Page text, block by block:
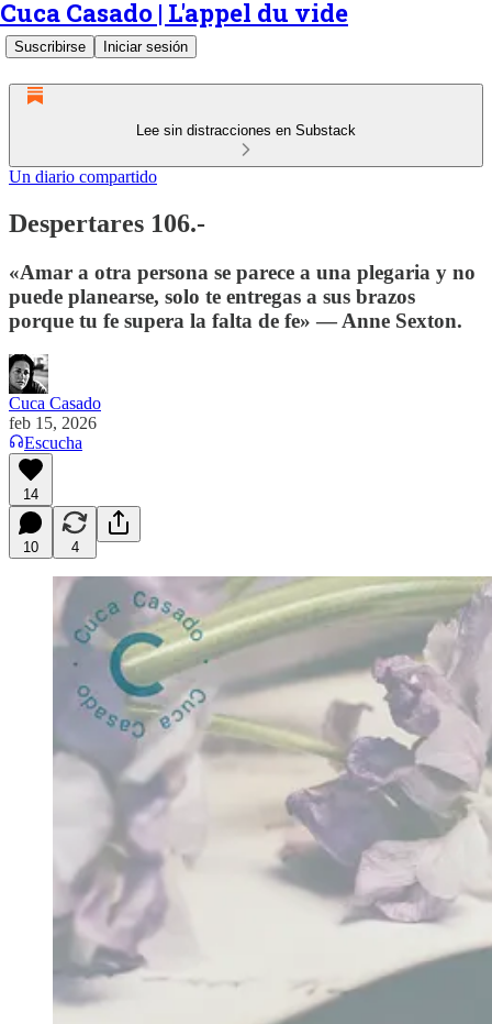
Cuca Casado | L'appel du vide
Suscribirse Iniciar sesión
Lee sin distracciones en Substack
Un diario compartido
Despertares 106.-
«Amar a otra persona se parece a una plegaria y no
puede planearse, solo te entregas a sus brazos
porque tu fe supera la falta de fe» — Anne Sexton.
Cuca Casado
feb 15, 2026
Escucha
14
10 4